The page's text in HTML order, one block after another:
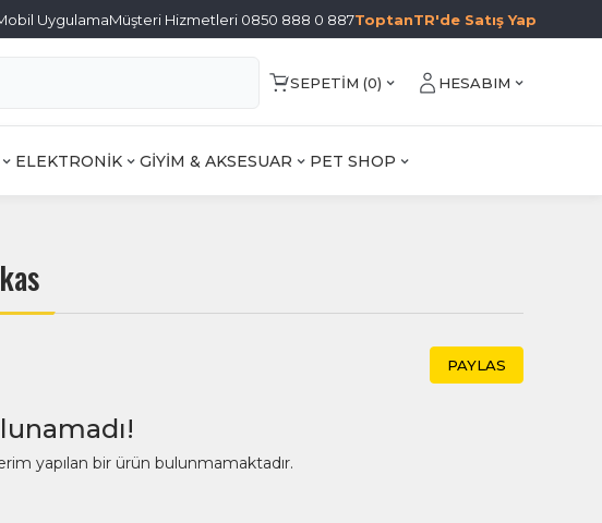
UygulamaMüşteri Hizmetleri 0850 888 0 887ToptanTR'de Satış Yap
SEPETIM (0) HESABIM
ELEKTRONİK GİYİM & AKSESUAR PET SHOP
PAYLAS
yapılan bir ürün bulunmamaktadır.